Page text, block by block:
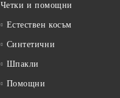
Четки и помощни
Естествен косъм
Синтетични
Шпакли
Помощни